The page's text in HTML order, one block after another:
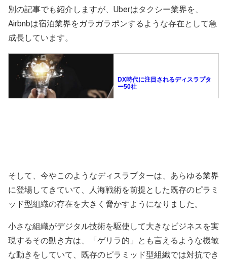
別の記事でも紹介しますが、Uberはタクシー業界を、
Airbnbは宿泊業界をガラガラポンするような存在として急
成長しています。
そして、今やこのようなディスラプターは、あらゆる業界
に登場してきていて、人海戦術を前提とした既存のピラミ
ッド型組織の存在を大きく脅かすようになりました。
小さな組織がデジタル技術を駆使して大きなビジネスを実
現するその動き方は、「ゲリラ的」とも言えるような機敏
な動きをしていて、既存のピラミッド型組織では対抗でき